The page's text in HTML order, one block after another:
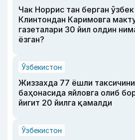
Чак Норрис тан берган
Клинтондан Каримовга
газеталари 30 йил олдин
ёзган?
Ўзбекистон
Жиззахда 77 ёшли
баҳонасида яйловга олиб
йигит 20 йилга қамалди
Ўзбекистон